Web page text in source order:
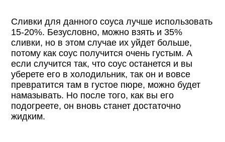
Сливки для данного соуса лучше использовать
15-20%. Безусловно, можно взять и 35%
сливки, но в этом случае их уйдет больше,
потому как соус получится очень густым. А
если случится так, что соус останется и вы
уберете его в холодильник, так он и вовсе
превратится там в густое пюре, можно будет
намазывать. Но после того, как вы его
подогреете, он вновь станет достаточно
жидким.